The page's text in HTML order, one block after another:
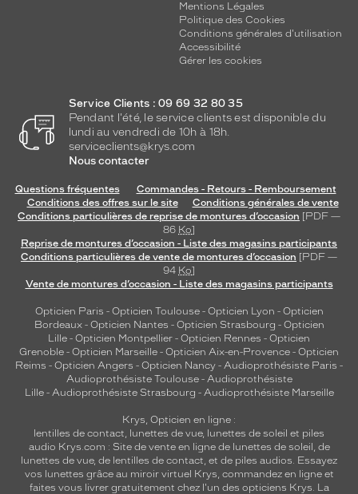
Mentions Légales
Politique des Cookies
Conditions générales d'utilisation
Accessibilité
Gérer les cookies
Service Clients : 09 69 32 80 35
Pendant l'été, le service clients est disponible du
lundi au vendredi de 10h à 18h.
serviceclients@krys.com
Nous contacter
Questions fréquentes
Commandes - Retours - Remboursement
Conditions des offres sur le site
Conditions générales de vente
Conditions particulières de reprise de montures d’occasion [PDF —
86 Ko]
Reprise de montures d’occasion - Liste des magasins participants
Conditions particulières de vente de montures d’occasion [PDF —
94 Ko]
Vente de montures d’occasion - Liste des magasins participants
Opticien Paris - Opticien Toulouse- Opticien Lyon - Opticien
Bordeaux- Opticien Nantes - Opticien Strasbourg - Opticien
Lille - Opticien Montpellier - Opticien Rennes - Opticien
Grenoble - Opticien Marseille - Opticien Aix-en-Provence - Opticien
Reims - Opticien Angers - Opticien Nancy - Audioprothésiste Paris -
Audioprothésiste Toulouse- Audioprothésiste
Lille- Audioprothésiste Strasbourg - Audioprothésiste Marseille
Krys, Opticien en ligne :
lentilles de contact, lunettes de vue, lunettes de soleil et piles
audio Krys.com : Site de vente en ligne de lunettes de soleil, de
lunettes de vue, de lentilles de contact, et de piles audios. Essayez
vos lunettes grâce au miroir virtuel Krys, commandez en ligne et
faites vous livrer gratuitement chez l'un des opticiens Krys. La